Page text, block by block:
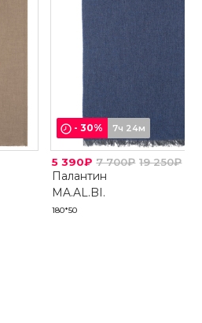
-30% 7ч 24м
5 390₽ 7 700₽ 19 250₽
Палантин
MA.AL.BI.
180*50